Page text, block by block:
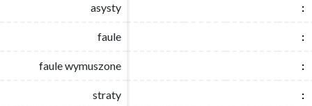
asysty :
faule :
faule wymuszone :
straty :
asysty :
faule :
faule wymuszone :
straty :